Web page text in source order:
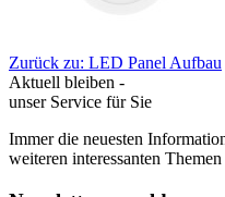
Zurück zu: LED Panel Aufbau
Aktuell bleiben -
unser Service für Sie
Immer die neuesten
weiteren interessanten